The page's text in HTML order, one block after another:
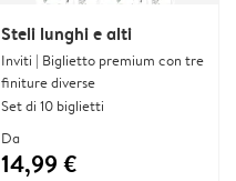
Steli lunghi e alti
Inviti | Biglietto premium con tre
finiture diverse
Set di 10 biglietti
Da
14,99 €